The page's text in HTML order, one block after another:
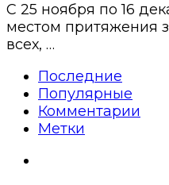
С 25 ноября по 16
местом притяжения
всех, …
Последние
Популярные
Комментарии
Метки